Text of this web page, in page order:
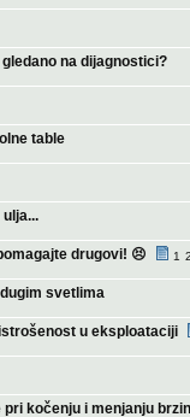
na dijagnostici?
table
drugovi! 😣 1
svetlima
u eksploataciji
pri kočenju i menjanju